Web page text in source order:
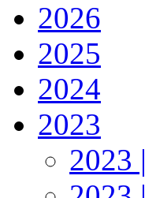
2026
2025
2024
2023
2023